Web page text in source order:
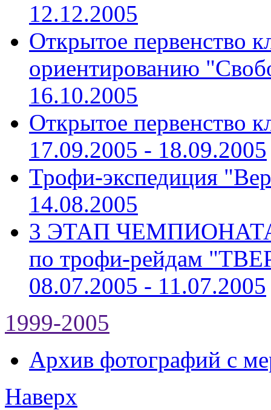
12.12.2005
Открытое первенство
ориентированию
16.10.2005
Открытое первенство
17.09.2005 - 18.09.2005
Трофи-экспедиция
14.08.2005
3 ЭТАП
по трофи-рейдам
08.07.2005 - 11.07.2005
1999-2005
Архив фотографий с
Наверх